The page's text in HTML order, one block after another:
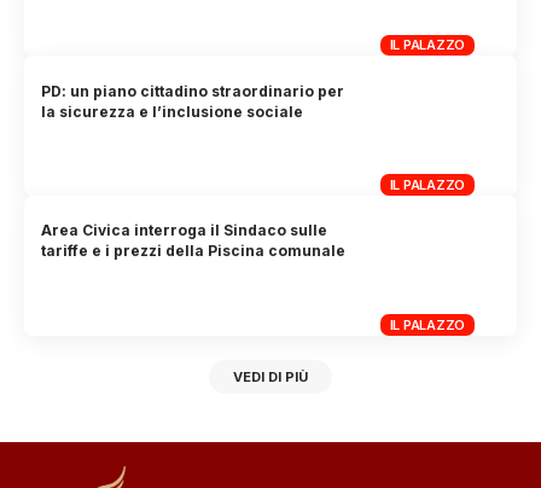
IL PALAZZO
IL PALAZZO
PD: un piano cittadino straordinario per
la sicurezza e l’inclusione sociale
IL PALAZZO
Area Civica interroga il Sindaco sulle
tariffe e i prezzi della Piscina comunale
VEDI DI PIÙ